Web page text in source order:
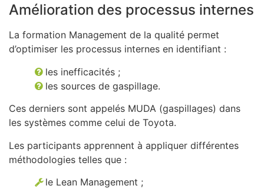
Amélioration des processus internes
La formation Management de la qualité permet
d’optimiser les processus internes en identifiant :
les inefficacités ;
les sources de gaspillage.
Ces derniers sont appelés MUDA (gaspillages) dans
les systèmes comme celui de Toyota.
Les participants apprennent à appliquer différentes
méthodologies telles que :
le Lean Management ;